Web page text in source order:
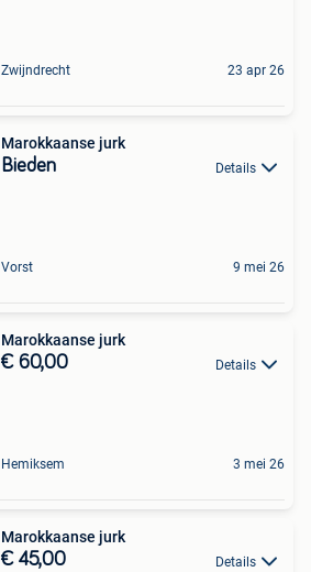
Zwijndrecht 23 apr 26
Marokkaanse jurk
Bieden Details
Vorst 9 mei 26
Marokkaanse jurk
€ 60,00 Details
Hemiksem 3 mei 26
Marokkaanse jurk
€ 45,00 Details